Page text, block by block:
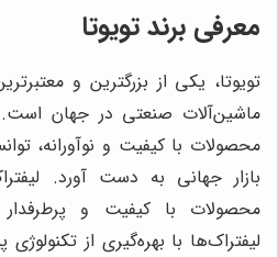
معرفی برند تویوتا
تویوتا، یکی از بزرگترین و
ماشین‌آلات صنعتی در جهان است.
محصولات با کیفیت و نوآورانه،
بازار جهانی به دست آورد.
محصولات با کیفیت و
لیفتراک‌ها با بهره‌گیری از